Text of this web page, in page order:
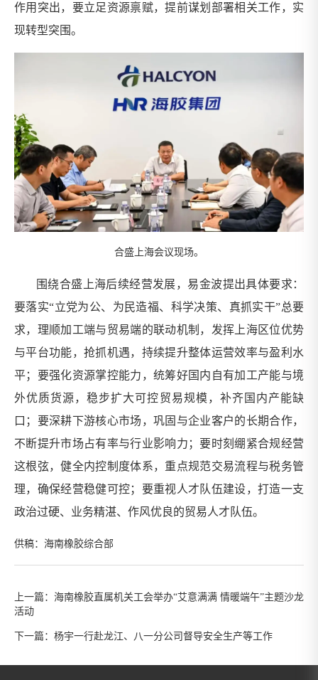
作用突出，要立足资源禀赋，提前谋划部署相关工作，实
现转型突围。
合盛上海会议现场。
围绕合盛上海后续经营发展，易金波提出具体要求：
要落实“立党为公、为民造福、科学决策、真抓实干”总要
求，理顺加工端与贸易端的联动机制，发挥上海区位优势
与平台功能，抢抓机遇，持续提升整体运营效率与盈利水
平；要强化资源掌控能力，统筹好国内自有加工产能与境
外优质货源，稳步扩大可控贸易规模，补齐国内产能缺
口；要深耕下游核心市场，巩固与企业客户的长期合作，
不断提升市场占有率与行业影响力；要时刻绷紧合规经营
这根弦，健全内控制度体系，重点规范交易流程与税务管
理，确保经营稳健可控；要重视人才队伍建设，打造一支
政治过硬、业务精湛、作风优良的贸易人才队伍。
供稿：海南橡胶综合部
上一篇： 海南橡胶直属机关工会举办“艾意满满 情暖端午”主题沙龙
活动
下一篇： 杨宇一行赴龙江、八一分公司督导安全生产等工作